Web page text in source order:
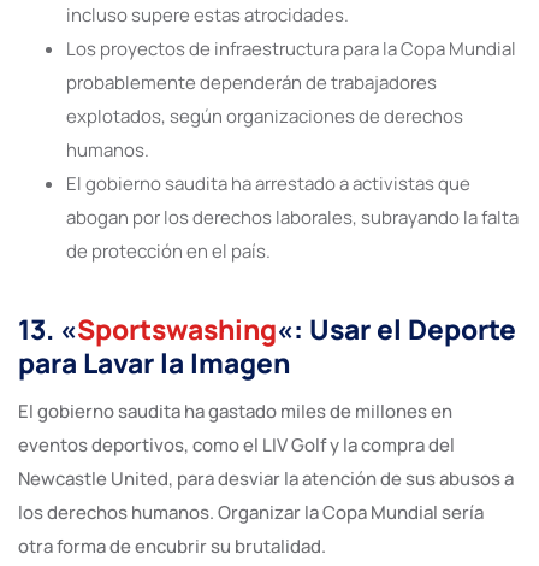
incluso supere estas atrocidades.
Los proyectos de infraestructura para la Copa Mundial
probablemente dependerán de trabajadores
explotados, según organizaciones de derechos
humanos.
El gobierno saudita ha arrestado a activistas que
abogan por los derechos laborales, subrayando la falta
de protección en el país.
13. «Sportswashing«: Usar el Deporte
para Lavar la Imagen
El gobierno saudita ha gastado miles de millones en
eventos deportivos, como el LIV Golf y la compra del
Newcastle United, para desviar la atención de sus abusos a
los derechos humanos. Organizar la Copa Mundial sería
otra forma de encubrir su brutalidad.